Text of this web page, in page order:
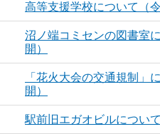
高等支援学校について（
沼ノ端コミセンの図書室
開）
「花火大会の交通規制」
開）
駅前旧エガオビルについ